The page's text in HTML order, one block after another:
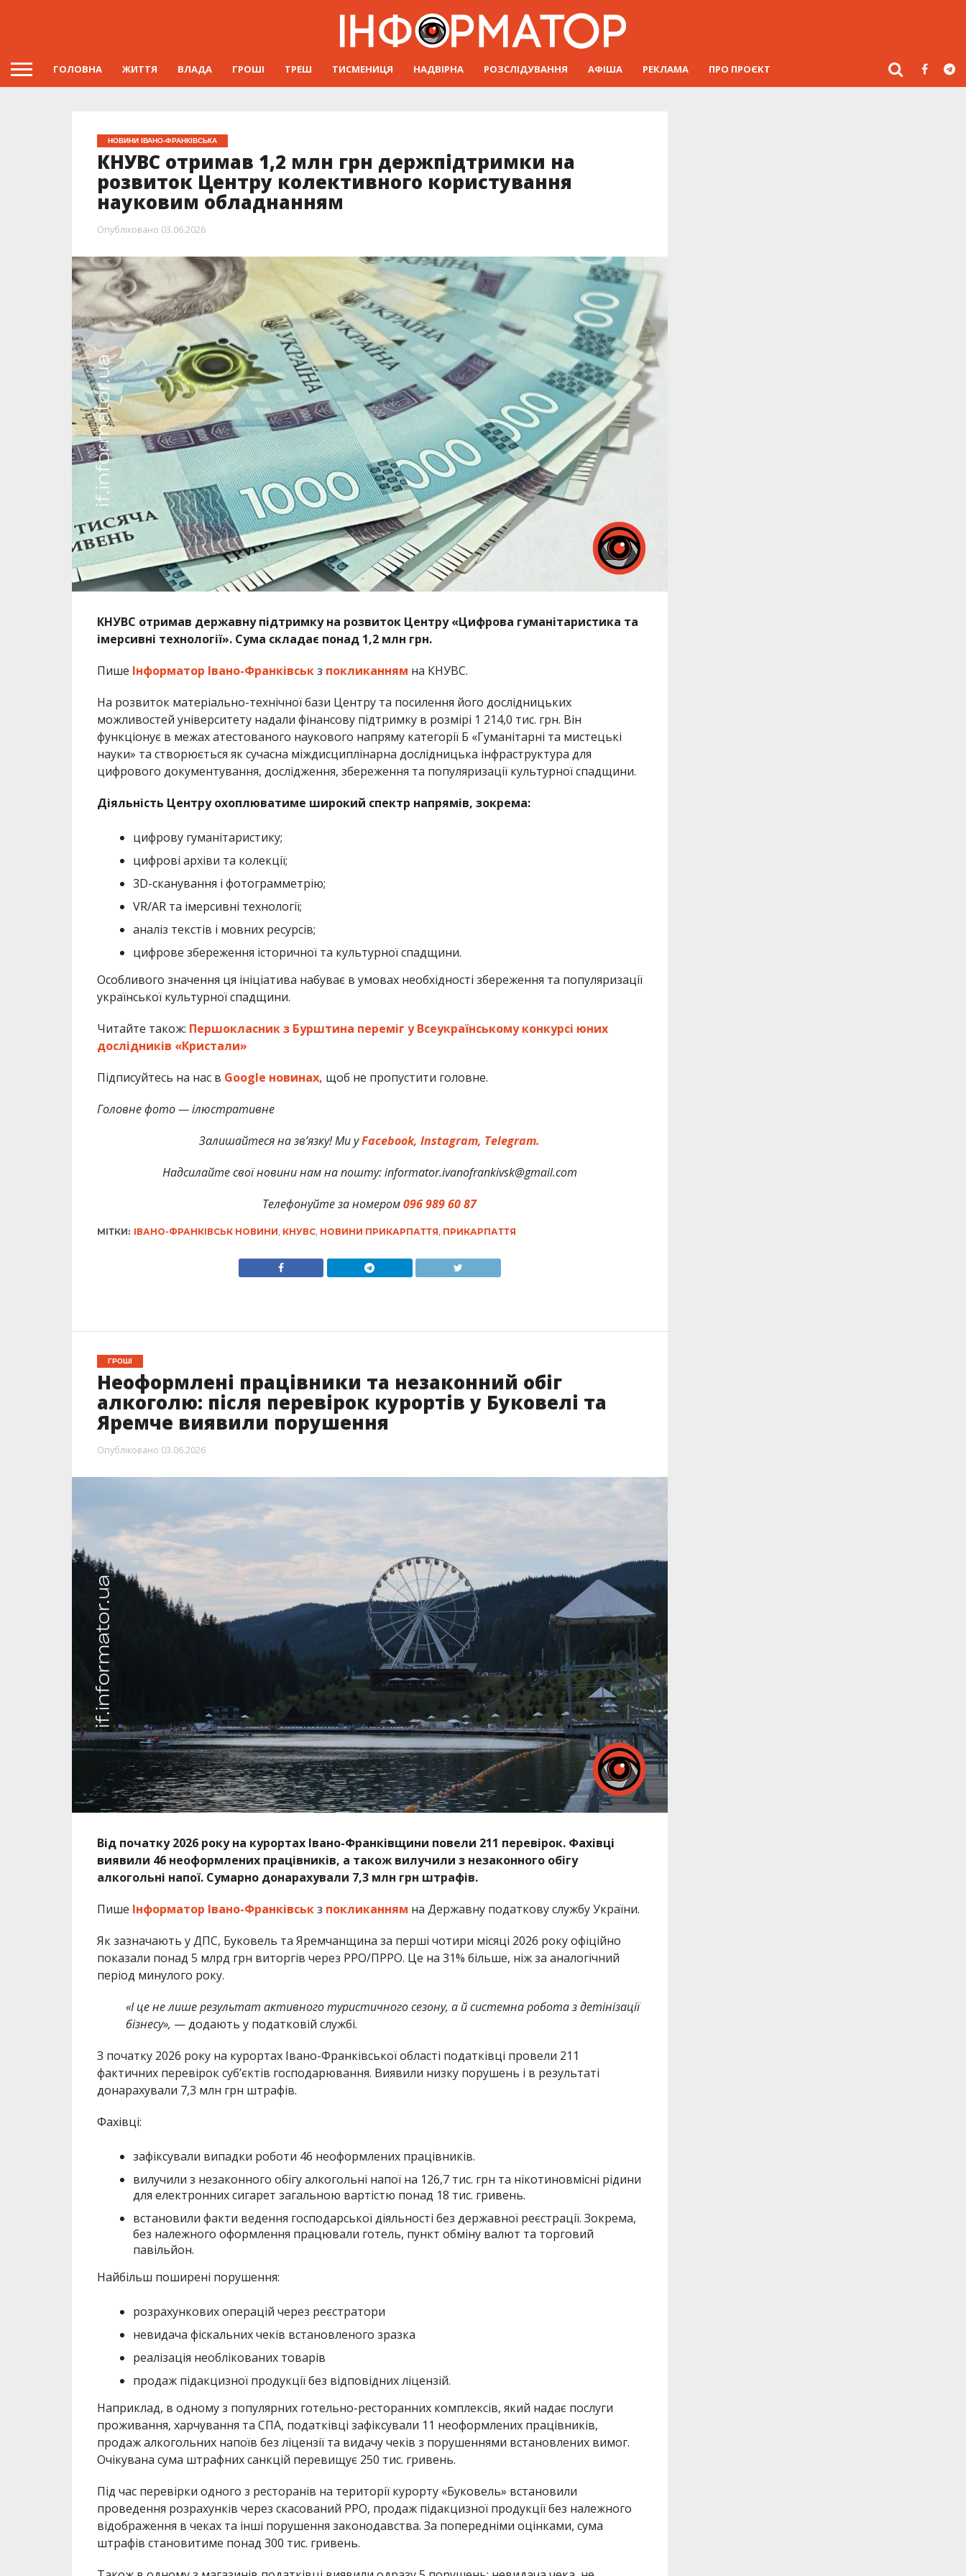
ГОЛОВНА ЖИТТЯ ВЛАДА ГРОШІ ТРЕШ ТИСМЕНИЦЯ НАДВІРНА РОЗСЛІДУВАННЯ АФІША РЕКЛАМА ПРО ПРОЄКТ
НОВИНИ ІВАНО-ФРАНКІВСЬКА
КНУВС отримав 1,2 млн грн держпідтримки на
розвиток Центру колективного користування
науковим обладнанням
Опубліковано 03.06.2026
КНУВС отримав державну підтримку на розвиток Центру «Цифрова гуманітаристика та
імерсивні технології». Сума складає понад 1,2 млн грн.
Пише Інформатор Івано-Франківськз покликанням на КНУВС.
На розвиток матеріально-технічної бази Центру та посилення його дослідницьких
можливостей університету надали фінансову підтримку в розмірі 1 214,0 тис. грн. Він
функціонує в межах атестованого наукового напряму категорії Б «Гуманітарні та мистецькі
науки» та створюється як сучасна міждисциплінарна дослідницька інфраструктура для
цифрового документування, дослідження, збереження та популяризації культурної спадщини.
Діяльність Центру охоплюватиме широкий спектр напрямів, зокрема:
цифрову гуманітаристику;
цифрові архіви та колекції;
3D-сканування і фотограмметрію;
VR/AR та імерсивні технології;
аналіз текстів і мовних ресурсів;
цифрове збереження історичної та культурної спадщини.
Особливого значення ця ініціатива набуває в умовах необхідності збереження та популяризації
української культурної спадщини.
Читайте також: Першокласник з Бурштина переміг у Всеукраїнському конкурсі юних
дослідників «Кристали»
Підписуйтесь на нас в Google новинах, щоб не пропустити головне.
Головне фото — ілюстративне
Залишайтеся на зв’язку! Ми уFacebook, Instagram, Telegram.
Надсилайте свої новини нам на пошту: informator.ivanofrankivsk@gmail.com
Телефонуйте за номером096 989 60 87
МІТКИ: ІВАНО-ФРАНКІВСЬК НОВИНИ, КНУВС, НОВИНИ ПРИКАРПАТТЯ, ПРИКАРПАТТЯ
ГРОШІ
Неоформлені працівники та незаконний обіг
алкоголю: після перевірок курортів у Буковелі та
Яремче виявили порушення
Опубліковано 03.06.2026
Від початку 2026 року на курортах Івано-Франківщини повели 211 перевірок. Фахівці
виявили 46 неоформлених працівників, а також вилучили з незаконного обігу
алкогольні напої. Сумарно донарахували 7,3 млн грн штрафів.
Пише Інформатор Івано-Франківськз покликанням на Державну податкову службу України.
Як зазначають у ДПС, Буковель та Яремчанщина за перші чотири місяці 2026 року офіційно
показали понад 5 млрд грн виторгів через РРО/ПРРО. Це на 31% більше, ніж за аналогічний
період минулого року.
«І це не лише результат активного туристичного сезону, а й системна робота з детінізації
бізнесу», — додають у податковій службі.
З початку 2026 року на курортах Івано-Франківської області податківці провели 211
фактичних перевірок суб’єктів господарювання. Виявили низку порушень і в результаті
донарахували 7,3 млн грн штрафів.
Фахівці:
зафіксували випадки роботи 46 неоформлених працівників.
вилучили з незаконного обігу алкогольні напої на 126,7 тис. грн та нікотиновмісні рідини
для електронних сигарет загальною вартістю понад 18 тис. гривень.
встановили факти ведення господарської діяльності без державної реєстрації. Зокрема,
без належного оформлення працювали готель, пункт обміну валют та торговий
павільйон.
Найбільш поширені порушення:
розрахункових операцій через реєстратори
невидача фіскальних чеків встановленого зразка
реалізація необлікованих товарів
продаж підакцизної продукції без відповідних ліцензій.
Наприклад, в одному з популярних готельно-ресторанних комплексів, який надає послуги
проживання, харчування та СПА, податківці зафіксували 11 неоформлених працівників,
продаж алкогольних напоїв без ліцензії та видачу чеків з порушеннями встановлених вимог.
Очікувана сума штрафних санкцій перевищує 250 тис. гривень.
Під час перевірки одного з ресторанів на території курорту «Буковель» встановили
проведення розрахунків через скасований РРО, продаж підакцизної продукції без належного
відображення в чеках та інші порушення законодавства. За попередніми оцінками, сума
штрафів становитиме понад 300 тис. гривень.